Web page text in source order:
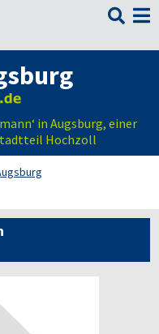

in Augsburg, einer
Hochzoll